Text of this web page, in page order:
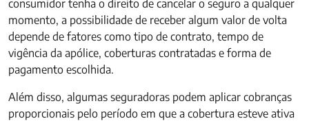
consumidor tenha o direito de cancelar o seguro a qualquer
momento, a possibilidade de receber algum valor de volta
depende de fatores como tipo de contrato, tempo de
vigência da apólice, coberturas contratadas e forma de
pagamento escolhida.
Além disso, algumas seguradoras podem aplicar cobranças
proporcionais pelo período em que a cobertura esteve ativa